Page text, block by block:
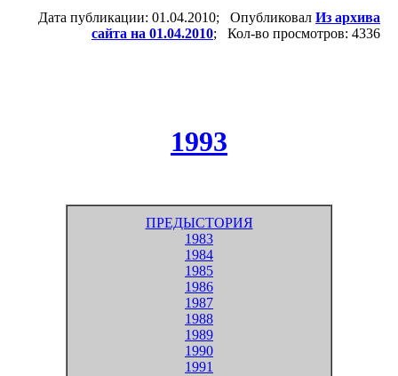
Дата публикации: 01.04.2010; Опубликовал Из архива
сайта на 01.04.2010; Кол-во просмотров: 4336
1993
ПРЕДЫСТОРИЯ
1983
1984
1985
1986
1987
1988
1989
1990
1991